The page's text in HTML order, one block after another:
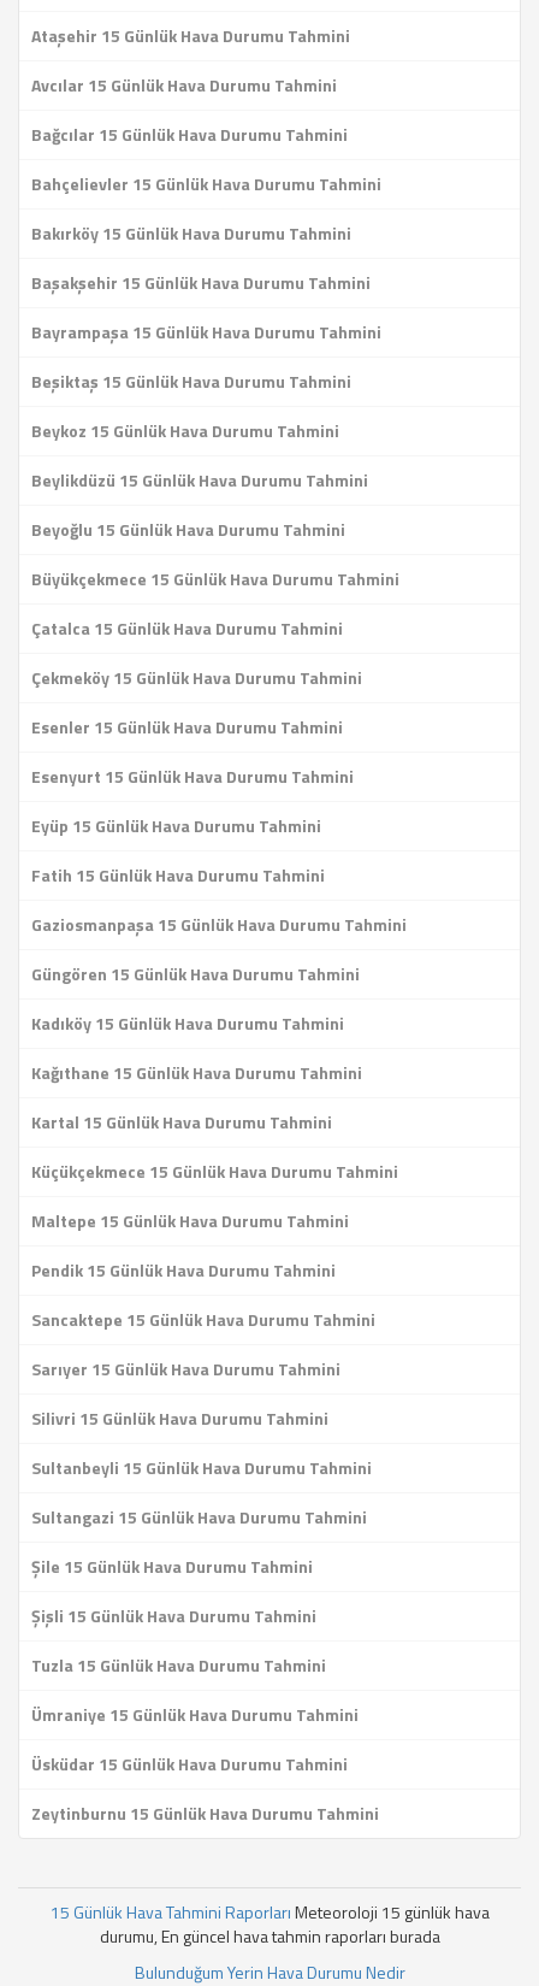
Ataşehir 15 Günlük Hava Durumu Tahmini
Avcılar 15 Günlük Hava Durumu Tahmini
Bağcılar 15 Günlük Hava Durumu Tahmini
Bahçelievler 15 Günlük Hava Durumu Tahmini
Bakırköy 15 Günlük Hava Durumu Tahmini
Başakşehir 15 Günlük Hava Durumu Tahmini
Bayrampaşa 15 Günlük Hava Durumu Tahmini
Beşiktaş 15 Günlük Hava Durumu Tahmini
Beykoz 15 Günlük Hava Durumu Tahmini
Beylikdüzü 15 Günlük Hava Durumu Tahmini
Beyoğlu 15 Günlük Hava Durumu Tahmini
Büyükçekmece 15 Günlük Hava Durumu Tahmini
Çatalca 15 Günlük Hava Durumu Tahmini
Çekmeköy 15 Günlük Hava Durumu Tahmini
Esenler 15 Günlük Hava Durumu Tahmini
Esenyurt 15 Günlük Hava Durumu Tahmini
Eyüp 15 Günlük Hava Durumu Tahmini
Fatih 15 Günlük Hava Durumu Tahmini
Gaziosmanpaşa 15 Günlük Hava Durumu Tahmini
Güngören 15 Günlük Hava Durumu Tahmini
Kadıköy 15 Günlük Hava Durumu Tahmini
Kağıthane 15 Günlük Hava Durumu Tahmini
Kartal 15 Günlük Hava Durumu Tahmini
Küçükçekmece 15 Günlük Hava Durumu Tahmini
Maltepe 15 Günlük Hava Durumu Tahmini
Pendik 15 Günlük Hava Durumu Tahmini
Sancaktepe 15 Günlük Hava Durumu Tahmini
Sarıyer 15 Günlük Hava Durumu Tahmini
Silivri 15 Günlük Hava Durumu Tahmini
Sultanbeyli 15 Günlük Hava Durumu Tahmini
Sultangazi 15 Günlük Hava Durumu Tahmini
Şile 15 Günlük Hava Durumu Tahmini
Şişli 15 Günlük Hava Durumu Tahmini
Tuzla 15 Günlük Hava Durumu Tahmini
Ümraniye 15 Günlük Hava Durumu Tahmini
Üsküdar 15 Günlük Hava Durumu Tahmini
Zeytinburnu 15 Günlük Hava Durumu Tahmini
15 Günlük Hava Tahmini RaporlarıMeteoroloji 15 günlük hava
durumu, En güncel hava tahmin raporları burada
Bulunduğum Yerin Hava Durumu Nedir